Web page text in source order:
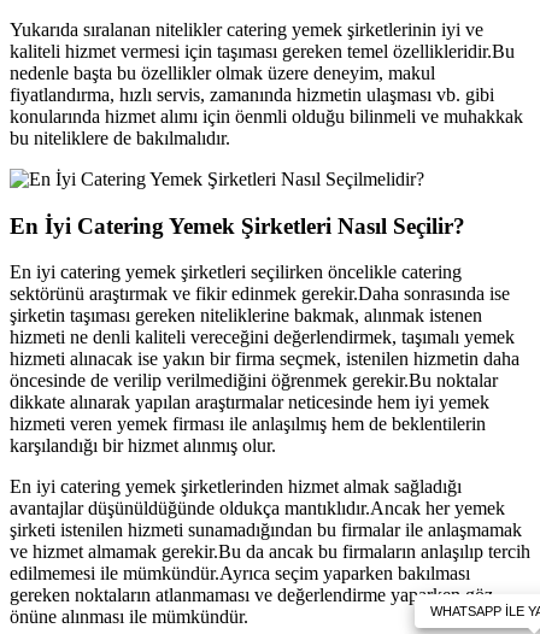
Yukarıda sıralanan nitelikler catering yemek şirketlerinin iyi ve
kaliteli hizmet vermesi için taşıması gereken temel özellikleridir.Bu
nedenle başta bu özellikler olmak üzere deneyim, makul
fiyatlandırma, hızlı servis, zamanında hizmetin ulaşması vb. gibi
konularında hizmet alımı için öenmli olduğu bilinmeli ve muhakkak
bu niteliklere de bakılmalıdır.
En İyi Catering Yemek Şirketleri Nasıl Seçilir?
En iyi catering yemek şirketleri seçilirken öncelikle catering
sektörünü araştırmak ve fikir edinmek gerekir.Daha sonrasında ise
şirketin taşıması gereken niteliklerine bakmak, alınmak istenen
hizmeti ne denli kaliteli vereceğini değerlendirmek, taşımalı yemek
hizmeti alınacak ise yakın bir firma seçmek, istenilen hizmetin daha
öncesinde de verilip verilmediğini öğrenmek gerekir.Bu noktalar
dikkate alınarak yapılan araştırmalar neticesinde hem iyi yemek
hizmeti veren yemek firması ile anlaşılmış hem de beklentilerin
karşılandığı bir hizmet alınmış olur.
En iyi catering yemek şirketlerinden hizmet almak sağladığı
avantajlar düşünüldüğünde oldukça mantıklıdır.Ancak her yemek
şirketi istenilen hizmeti sunamadığından bu firmalar ile anlaşmamak
ve hizmet almamak gerekir.Bu da ancak bu firmaların anlaşılıp tercih
edilmemesi ile mümkündür.Ayrıca seçim yaparken bakılması
gereken noktaların atlanmaması ve değerlendirme yaparken göz
önüne alınması ile mümkündür.